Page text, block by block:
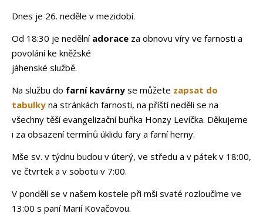
Dnes je 26. neděle v mezidobí.
Od 18:30 je nedělní adorace za obnovu víry ve farnosti a
povolání ke kněžské
jáhenské službě.
Na službu do farní kavárny se můžete zapsat do
tabulky na stránkách farnosti, na příští neděli se na
všechny těší evangelizační buňka Honzy Levíčka. Děkujeme
i za obsazení termínů úklidu fary a farní herny.
Mše sv. v týdnu budou v úterý, ve středu a v pátek v 18:00,
ve čtvrtek a v sobotu v 7:00.
V pondělí se v našem kostele při mši svaté rozloučíme ve
13:00 s paní Marií Kovačovou.